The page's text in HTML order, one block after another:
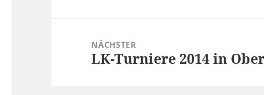
NÄCHSTER
Nächster
LK-Turniere 2014 in